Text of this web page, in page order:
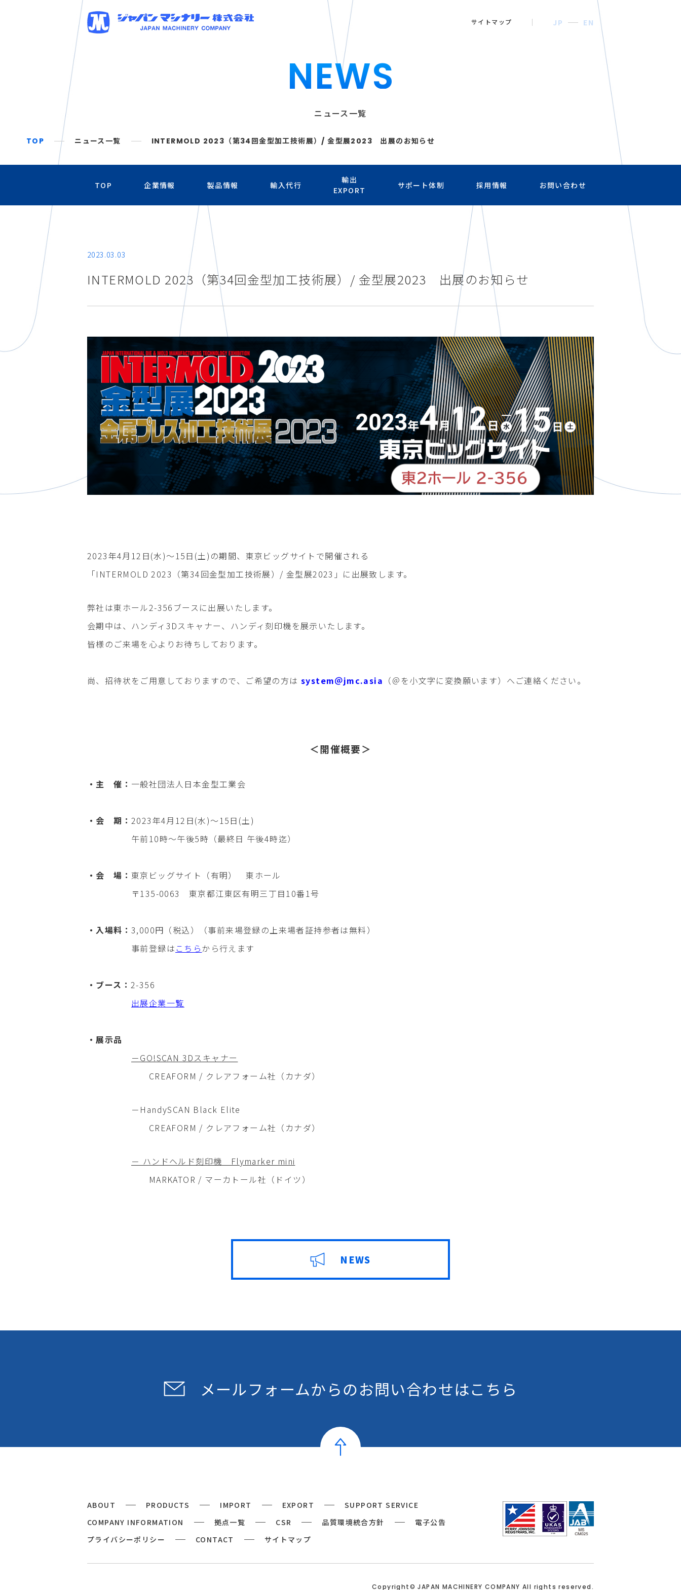
サイトマップ JP EN
NEWS
ニュース一覧
TOP ニュース一覧 INTERMOLD 2023（第34回金型加工技術展）/ 金型展2023 出展のお知らせ
TOP 企業情報 製品情報 輸入代行
輸出
EXPORT
サポート体制 採用情報 お問い合わせ
2023.03.03
INTERMOLD 2023（第34回金型加工技術展）/ 金型展2023 出展のお知らせ
2023年4月12日(水)～15日(土)の期間、東京ビッグサイトで開催される
「INTERMOLD 2023（第34回金型加工技術展）/ 金型展2023」に出展致します。
弊社は東ホール2-356ブースに出展いたします。
会期中は、ハンディ3Dスキャナー、ハンディ刻印機を展示いたします。
皆様のご来場を心よりお待ちしております。
尚、招待状をご用意しておりますので、ご希望の方は system＠jmc.asia （＠を小文字に変換願います）へご連絡ください。
＜開催概要＞
・主 催： 一般社団法人日本金型工業会
・会 期： 2023年4月12日(水)～15日(土)
午前10時～午後5時（最終日 午後4時迄）
・会 場： 東京ビッグサイト（有明） 東ホール
〒135-0063 東京都江東区有明三丁目10番1号
・入場料： 3,000円（税込）（事前来場登録の上来場者証持参者は無料）
事前登録は こちらから行えます
・ブース： 2-356
出展企業一覧
・展示品
－GO!SCAN 3Dスキャナー
CREAFORM / クレアフォーム社（カナダ）
－HandySCAN Black Elite
CREAFORM / クレアフォーム社（カナダ）
－ ハンドヘルド刻印機 Flymarker mini
MARKATOR / マーカトール社（ドイツ）
NEWS
メールフォームからのお問い合わせはこちら
ABOUT PRODUCTS IMPORT EXPORT
SUPPORT SERVICE
COMPANY INFORMATION
拠点一覧 CSR 品質環境統合方針
電子公告
プライバシーポリシー
CONTACT サイトマップ
Copyright© JAPAN MACHINERY COMPANY All rights reserved.